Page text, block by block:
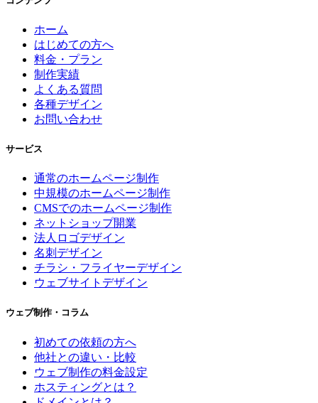
ホーム
はじめての方へ
料金・プラン
制作実績
よくある質問
各種デザイン
お問い合わせ
サービス
通常のホームページ制作
中規模のホームページ制作
CMSでのホームページ制作
ネットショップ開業
法人ロゴデザイン
名刺デザイン
チラシ・フライヤーデザイン
ウェブサイトデザイン
ウェブ制作・コラム
初めての依頼の方へ
他社との違い・比較
ウェブ制作の料金設定
ホスティングとは？